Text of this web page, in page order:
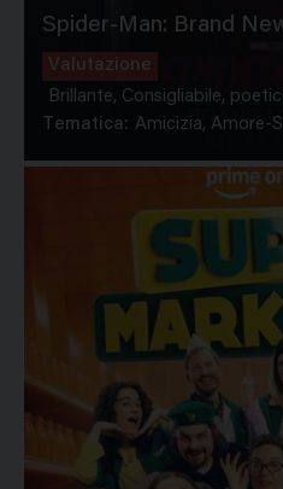
Spider-Man: Brand
Valutazione
Brillante, Consigliabile,
Tematica: Amicizia, Amore-